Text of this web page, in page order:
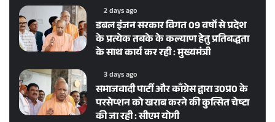
2 days ago
डबल इंजन सरकार विगत 09 वर्षों से प्रदेश
के प्रत्येक तबके के कल्याण हेतु प्रतिबद्धता
के साथ कार्य कर रही : मुख्यमंत्री
3 days ago
समाजवादी पार्टी और काँग्रेस द्वारा उ0प्र0 के
परसेप्शन को खराब करने की कुत्सित चेष्टा
की जा रही : सीएम योगी